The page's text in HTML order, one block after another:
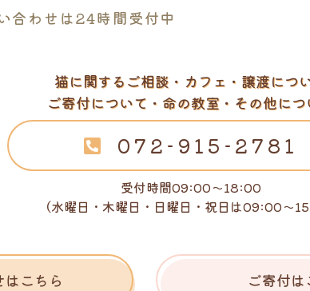
合わせは24時間受付中
猫に関するご相談・カフェ・譲渡につ
ご寄付について・命の教室・その他につ
072-915-2781
受付時間09:00～18:00
（水曜日・木曜日・日曜日・祝日は09:00～
はこちら ご寄付は